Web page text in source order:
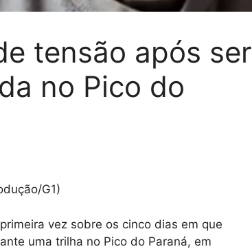
tensão após ser
no Pico do
G1)
vez sobre os cinco dias em que
uma trilha no Pico do Paraná, em